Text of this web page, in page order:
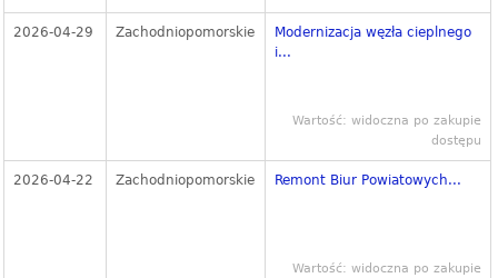
2026-04-29 Zachodniopomorskie
Modernizacja węzła cieplnego
i...
Wartość: widoczna po zakupie
dostępu
2026-04-22 Zachodniopomorskie Remont Biur Powiatowych...
Wartość: widoczna po zakupie